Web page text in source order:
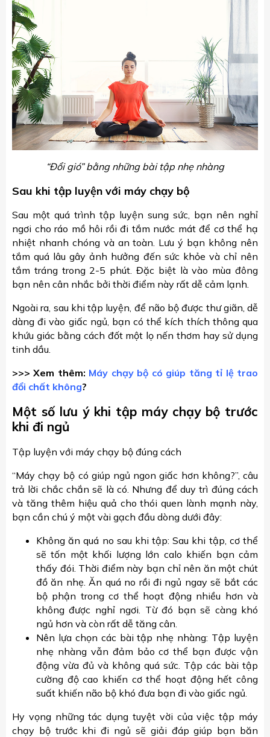
“Đổi gió” bằng những bài tập nhẹ nhàng
Sau khi tập luyện với máy chạy bộ
Sau một quá trình tập luyện sung sức, bạn nên nghỉ
ngơi cho ráo mồ hôi rồi đi tắm nước mát để cơ thể hạ
nhiệt nhanh chóng và an toàn. Lưu ý bạn không nên
tắm quá lâu gây ảnh hưởng đến sức khỏe và chỉ nên
tắm tráng trong 2-5 phút. Đặc biệt là vào mùa đông
bạn nên cân nhắc bởi thời điểm này rất dễ cảm lạnh.
Ngoài ra, sau khi tập luyện, để não bộ được thư giãn, dễ
dàng đi vào giấc ngủ, bạn có thể kích thích thông qua
khứu giác bằng cách đốt một lọ nến thơm hay sử dụng
tinh dầu.
>>> Xem thêm: Máy chạy bộ có giúp tăng tỉ lệ trao
đổi chất không?
Một số lưu ý khi tập máy chạy bộ trước
khi đi ngủ
Tập luyện với máy chạy bộ đúng cách
“Máy chạy bộ có giúp ngủ ngon giấc hơn không?”, câu
trả lời chắc chắn sẽ là có. Nhưng để duy trì đúng cách
và tăng thêm hiệu quả cho thói quen lành mạnh này,
bạn cần chú ý một vài gạch đầu dòng dưới đây:
Không ăn quá no sau khi tập: Sau khi tập, cơ thể
sẽ tốn một khối lượng lớn calo khiến bạn cảm
thấy đói. Thời điểm này bạn chỉ nên ăn một chút
đồ ăn nhẹ. Ăn quá no rồi đi ngủ ngay sẽ bắt các
bộ phận trong cơ thể hoạt động nhiều hơn và
không được nghỉ ngơi. Từ đó bạn sẽ càng khó
ngủ hơn và còn rất dễ tăng cân.
Nên lựa chọn các bài tập nhẹ nhàng: Tập luyện
nhẹ nhàng vẫn đảm bảo cơ thể bạn được vận
động vừa đủ và không quá sức. Tập các bài tập
cường độ cao khiến cơ thể hoạt động hết công
suất khiến não bộ khó đưa bạn đi vào giấc ngủ.
Hy vọng những tác dụng tuyệt vời của việc tập máy
chạy bộ trước khi đi ngủ sẽ giải đáp giúp bạn băn